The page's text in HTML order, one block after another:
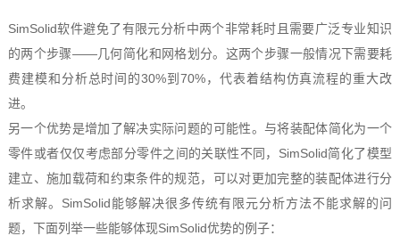
SimSolid软件避免了有限元分析中两个非常耗时且需要广泛专业知识
的两个步骤——几何简化和网格划分。这两个步骤一般情况下需要耗
费建模和分析总时间的30%到70%，代表着结构仿真流程的重大改
进。
另一个优势是增加了解决实际问题的可能性。与将装配体简化为一个
零件或者仅仅考虑部分零件之间的关联性不同，SimSolid简化了模型
建立、施加载荷和约束条件的规范，可以对更加完整的装配体进行分
析求解。SimSolid能够解决很多传统有限元分析方法不能求解的问
题，下面列举一些能够体现SimSolid优势的例子：